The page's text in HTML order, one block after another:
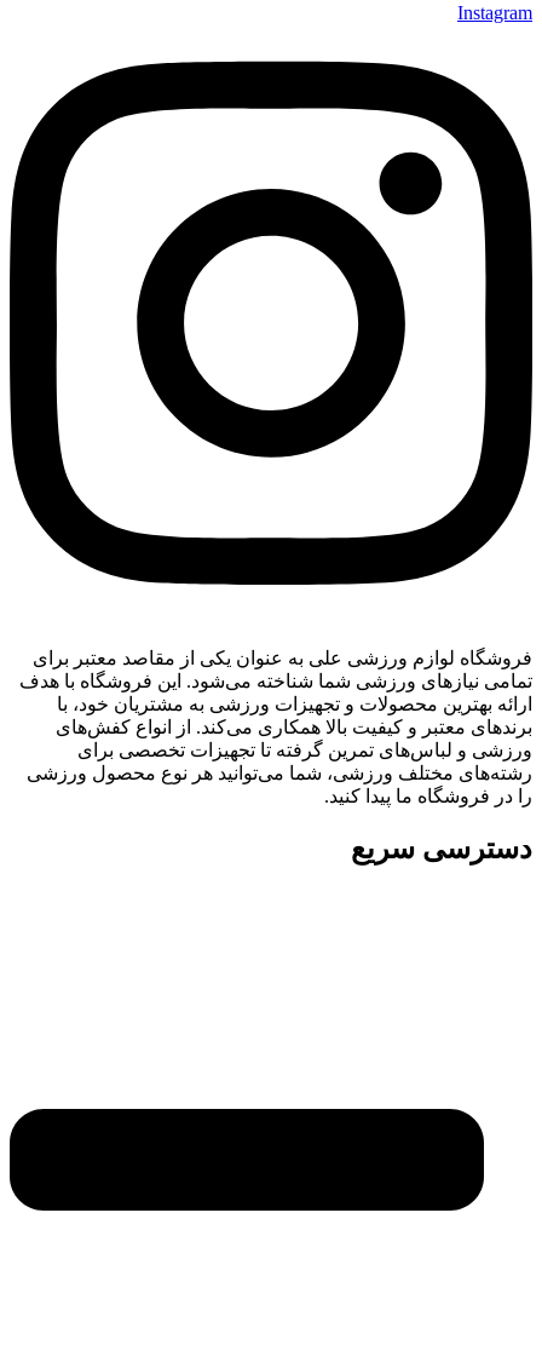
Instagram
فروشگاه لوازم ورزشی علی به عنوان یکی از مقاصد معتبر برای
تمامی نیازهای ورزشی شما شناخته می‌شود. این فروشگاه با هدف
ارائه بهترین محصولات و تجهیزات ورزشی به مشتریان خود، با
برندهای معتبر و کیفیت بالا همکاری می‌کند. از انواع کفش‌های
ورزشی و لباس‌های تمرین گرفته تا تجهیزات تخصصی برای
رشته‌های مختلف ورزشی، شما می‌توانید هر نوع محصول ورزشی
را در فروشگاه ما پیدا کنید.
دسترسی سریع